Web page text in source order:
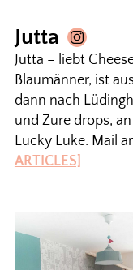
Jutta
Jutta – liebt
Blaumänner, ist
dann nach
und Zure drops,
Lucky Luke. Mail
ARTICLES]